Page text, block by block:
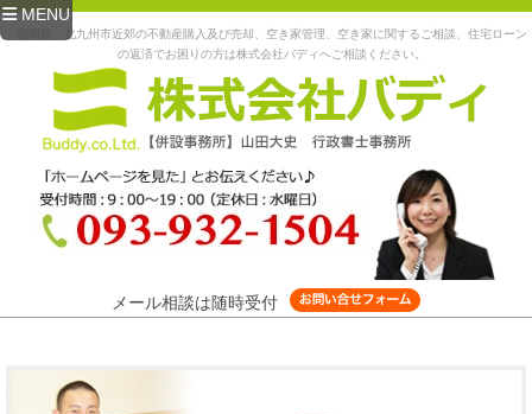
MENU
福岡県、北九州市近郊の不動産購入及び売却、空き家管理、空き家に関するご相談、住宅ローン
の返済でお困りの方は株式会社バディへご相談ください。
メール相談は随時受付